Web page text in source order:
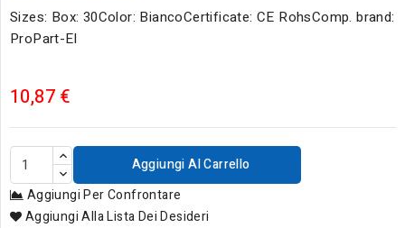
Sizes: Box: 30Color: BiancoCertificate: CE RohsComp. brand:
ProPart-El
10,87 €
Aggiungi Al Carrello
Aggiungi Per Confrontare
Aggiungi Alla Lista Dei Desideri